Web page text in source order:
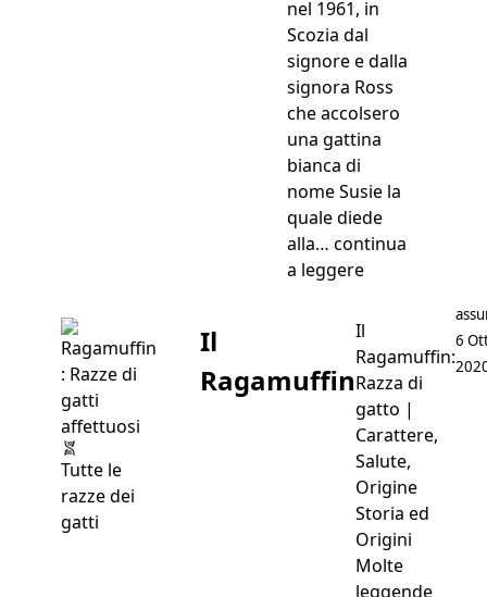
nel 1961, in
Scozia dal
signore e dalla
signora Ross
che accolsero
una gattina
bianca di
nome Susie la
quale diede
alla… continua
a leggere“Scottish Fold”
Tutte le
razze dei
gatti
Il
Ragamuffin
Il
Ragamuffin:
Razza di
gatto |
Carattere,
Salute,
Origine
Storia ed
Origini
Molte
leggende
6